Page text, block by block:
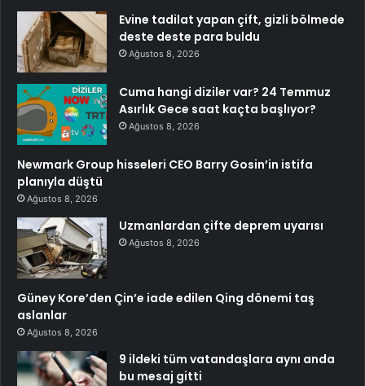
Evine tadilat yapan çift, gizli bölmede
deste deste para buldu
Ağustos 8, 2026
Cuma hangi diziler var? 24 Temmuz
Asırlık Gece saat kaçta başlıyor?
Ağustos 8, 2026
Newmark Group hisseleri CEO Barry Gosin’in istifa
planıyla düştü
Ağustos 8, 2026
Uzmanlardan çifte deprem uyarısı
Ağustos 8, 2026
Güney Kore’den Çin’e iade edilen Qing dönemi taş
aslanlar
Ağustos 8, 2026
9 ildeki tüm vatandaşlara aynı anda
bu mesaj gitti